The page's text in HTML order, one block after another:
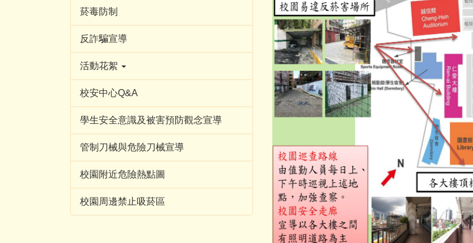
菸毒防制
反詐騙宣導
活動花絮
校安中心Q&A
學生安全意識及被害預防觀念宣導
管制刀械與危險刀械宣導
校園附近危險熱點圖
校園周邊禁止吸菸區